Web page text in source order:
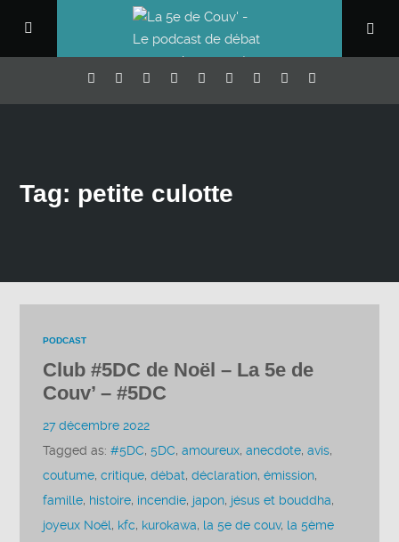
Tag: petite culotte
PODCAST
Club #5DC de Noël – La 5e de
Couv’ – #5DC
27 décembre 2022
Tagged as:#5DC,5DC,amoureux,anecdote,avis,
coutume,critique,débat,déclaration,émission,
famille, histoire, incendie, japon, jésus et bouddha,
joyeux Noël, kfc, kurokawa, la 5e de couv, la 5ème